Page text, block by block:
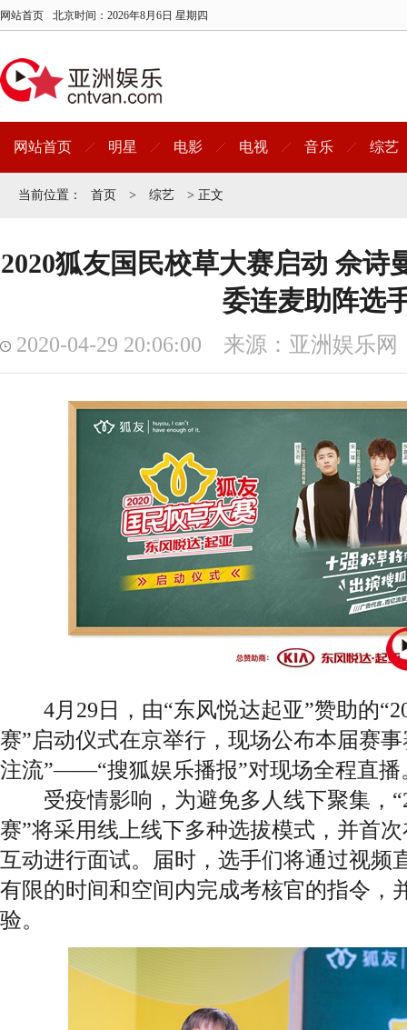
网站首页 北京时间： 2026年8月6日 星期四
网站首页 明星 电影 电视 音乐 综艺
当前位置： 首页 > 综艺 > 正文
2020狐友国民校草大赛启动 佘诗
委连麦助阵选
2020-04-29 20:06:00 来源：亚洲娱乐网
4月29日，由“东风悦达起亚”赞助的
赛”启动仪式在京举行，现场公布本届赛
注流”——“搜狐娱乐播报”对现场全程直播
受疫情影响，为避免多人线下聚集，
赛”将采用线上线下多种选拔模式，并首
互动进行面试。届时，选手们将通过视频
有限的时间和空间内完成考核官的指令，
验。